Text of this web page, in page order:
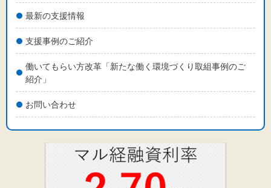
最新の支援情報
支援事例のご紹介
働いてもらい方改革「新たな働く環境づくり取組事例のご
紹介」
お問い合わせ